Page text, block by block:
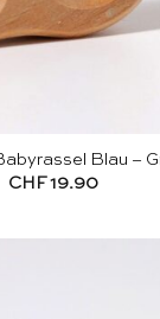
Blau –
CHF19.90